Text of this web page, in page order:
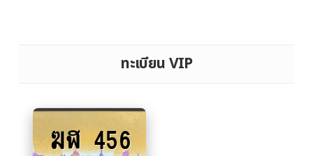
ทะเบียน VIP
Add
to
ฆฬ 456